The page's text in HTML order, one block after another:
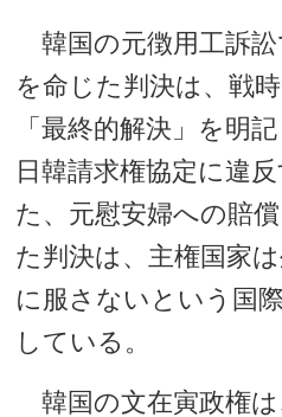
韓国の元徴用工訴
を命じた判決は、戦
「最終的解決」を明
日韓請求権協定に違
た、元慰安婦への賠
た判決は、主権国家
に服さないという国
している。
韓国の文在寅政権